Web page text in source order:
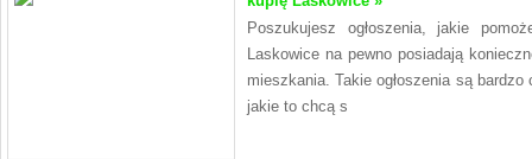
Poszukujesz ogłoszenia, jakie
Laskowice na pewno posiadają
mieszkania. Takie ogłoszenia są
jakie to chcą s